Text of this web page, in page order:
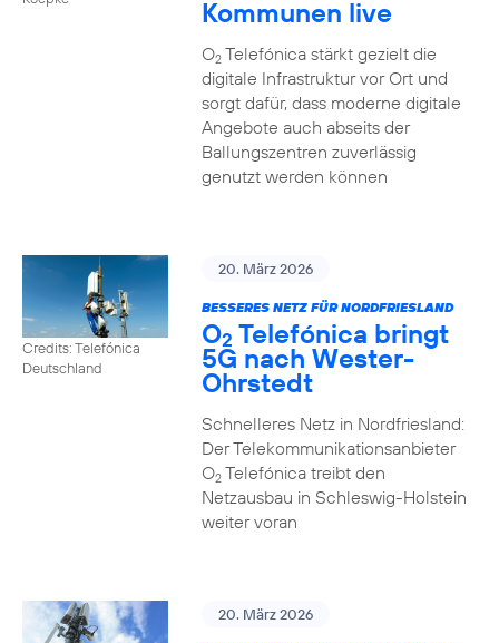
Kommunen live
O2Telefónica stärkt gezielt die
digitale Infrastruktur vor Ort und
sorgt dafür, dass moderne digitale
Angebote auch abseits der
Ballungszentren zuverlässig
genutzt werden können
Credits: Telefónica
Deutschland
20. März 2026
BESSERES NETZ FÜR NORDFRIESLAND
O2 Telefónica bringt
5G nach Wester-
Ohrstedt
Schnelleres Netz in Nordfriesland:
Der Telekommunikationsanbieter
O2Telefónica treibt den
Netzausbau in Schleswig-Holstein
weiter voran
20. März 2026